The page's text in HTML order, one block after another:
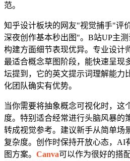
范。
知乎设计板块的网友"视觉捕手"评
深夜创作基本秒出图"。B站UP主
构建方面细节表现优异。专业设计
最适合概念草图阶段，能快速呈现
坛提到，它的英文提示词理解能力
化团队确实有优势。
当你需要将抽象概念可视化时，这
度。特别适合经常进行头脑风暴的
转成视觉参考。建议新手从简单场
复杂度。创作时保持开放心态，AI
图方案。 Canva可以作为很好的搭